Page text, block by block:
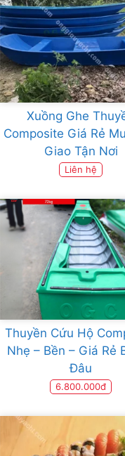
Xuồng Ghe
Composite Giá Rẻ
Giao Tận Nơi
Liên hệ
Thuyền Cứu Hộ
Nhẹ – Bền – Giá Rẻ
Đâu
6.800.000đ